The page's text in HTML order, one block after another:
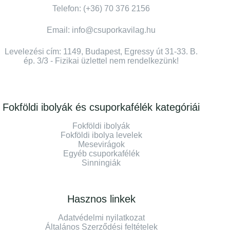
Telefon: (+36) 70 376 2156
Email: info@csuporkavilag.hu
Levelezési cím: 1149, Budapest, Egressy út 31-33. B.
ép. 3/3 - Fizikai üzlettel nem rendelkezünk!
Fokföldi ibolyák és csuporkafélék kategóriái
Fokföldi ibolyák
Fokföldi ibolya levelek
Mesevirágok
Egyéb csuporkafélék
Sinningiák
Hasznos linkek
Adatvédelmi nyilatkozat
Általános Szerződési feltételek